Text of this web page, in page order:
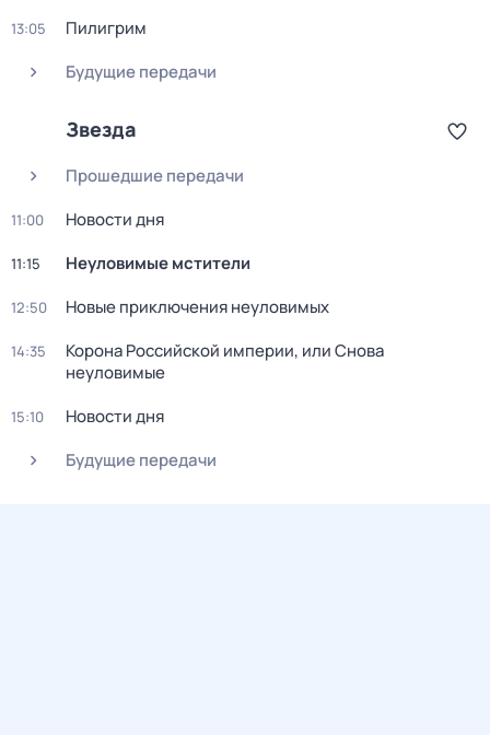
13:05
Пилигрим
Будущие передачи
Звезда
Прошедшие передачи
11:00 Новости дня
11:15 Неуловимые мстители
12:50 Новые приключения неуловимых
14:35
Корона Российской империи, или Снова
неуловимые
15:10
Новости дня
Будущие передачи